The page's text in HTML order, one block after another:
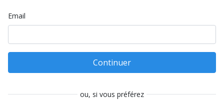
Email
Continuer
ou, si vous préférez